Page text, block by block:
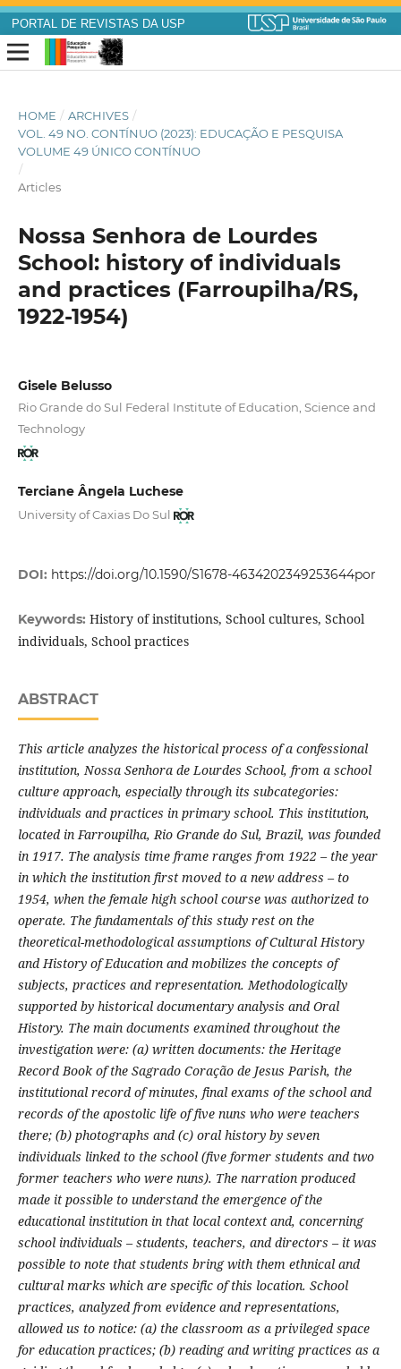
PORTAL DE REVISTAS DA USP
HOME / ARCHIVES /
VOL. 49 NO. CONTÍNUO (2023): EDUCAÇÃO E PESQUISA
VOLUME 49 ÚNICO CONTÍNUO
/
Articles
Nossa Senhora de Lourdes
School: history of individuals
and practices (Farroupilha/RS,
1922-1954)
Gisele Belusso
Rio Grande do Sul Federal Institute of Education, Science and
Technology
Terciane Ângela Luchese
University of Caxias Do Sul
DOI: https://doi.org/10.1590/S1678-4634202349253644por
Keywords: History of institutions, School cultures, School
individuals, School practices
ABSTRACT
This article analyzes the historical process of a confessional
institution, Nossa Senhora de Lourdes School, from a school
culture approach, especially through its subcategories:
individuals and practices in primary school. This institution,
located in Farroupilha, Rio Grande do Sul, Brazil, was founded
in 1917. The analysis time frame ranges from 1922 – the year
in which the institution first moved to a new address – to
1954, when the female high school course was authorized to
operate. The fundamentals of this study rest on the
theoretical-methodological assumptions of Cultural History
and History of Education and mobilizes the concepts of
subjects, practices and representation. Methodologically
supported by historical documentary analysis and Oral
History. The main documents examined throughout the
investigation were: (a) written documents: the Heritage
Record Book of the Sagrado Coração de Jesus Parish, the
institutional record of minutes, final exams of the school and
records of the apostolic life of five nuns who were teachers
there; (b) photographs and (c) oral history by seven
individuals linked to the school (five former students and two
former teachers who were nuns). The narration produced
made it possible to understand the emergence of the
educational institution in that local context and, concerning
school individuals – students, teachers, and directors – it was
possible to note that students bring with them ethnical and
cultural marks which are specific of this location. School
practices, analyzed from evidence and representations,
allowed us to notice: (a) the classroom as a privileged space
for education practices; (b) reading and writing practices as a